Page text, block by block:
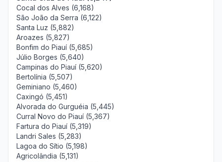
Cocal dos Alves (6,168)
São João da Serra (6,122)
Santa Luz (5,882)
Aroazes (5,827)
Bonfim do Piauí (5,685)
Júlio Borges (5,640)
Campinas do Piauí (5,620)
Bertolínia (5,507)
Geminiano (5,460)
Caxingó (5,451)
Alvorada do Gurguéia (5,445)
Curral Novo do Piauí (5,367)
Fartura do Piauí (5,319)
Landri Sales (5,283)
Lagoa do Sítio (5,198)
Agricolândia (5,131)